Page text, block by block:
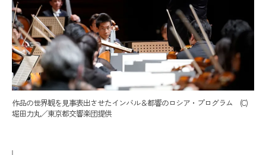
作品の世界観を見事表出させたインバル＆都響のロシア・プログラム (C)
堀田力丸／東京都交響楽団提供